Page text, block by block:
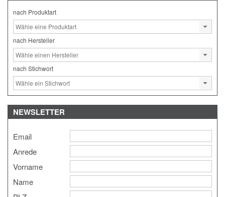
nach Produktart
nach Hersteller
nach Stichwort
NEWSLETTER
Email
Anrede
Vorname
Name